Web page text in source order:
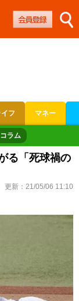
イフ マネー
コラム
る「死球禍の
更新： 21/05/06 11:10